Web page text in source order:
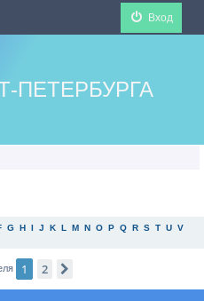
Вход
ПЕТЕРБУРГА
G H I J K L M N O P Q R S T U V
1 2